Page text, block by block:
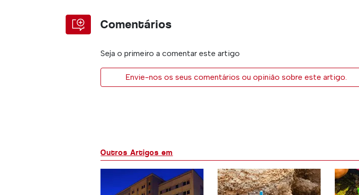
Comentários
Seja o primeiro a comentar este artigo
Envie-nos os seus comentários ou opinião sobre este artigo.
Outros Artigos em